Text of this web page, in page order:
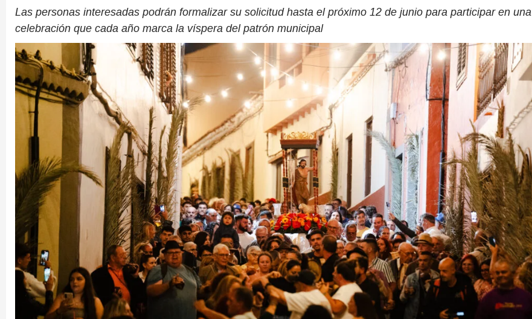
Las personas interesadas podrán formalizar su solicitud hasta el próximo 12 de junio para participar en una
celebración que cada año marca la víspera del patrón municipal